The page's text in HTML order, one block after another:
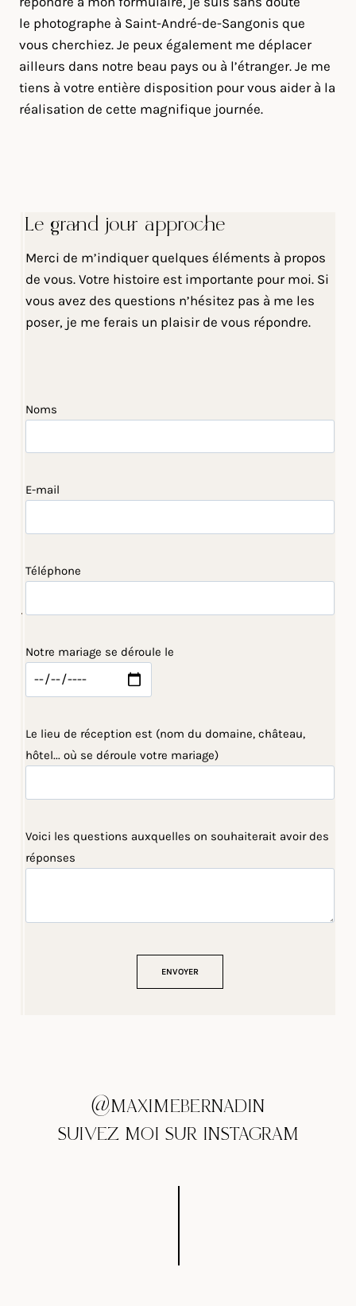
le photographe à Saint-André-de-Sangonis que
vous cherchiez. Je peux également me déplacer
ailleurs dans notre beau pays ou à l’étranger. Je me
tiens à votre entière disposition pour vous aider à la
réalisation de cette magnifique journée.
Le grand jour approche
Merci de m’indiquer quelques éléments à propos
de vous. Votre histoire est importante pour moi. Si
vous avez des questions n’hésitez pas à me les
poser, je me ferais un plaisir de vous répondre.
Noms
E-mail
Téléphone
Notre mariage se déroule le
Le lieu de réception est (nom du domaine, château,
hôtel... où se déroule votre mariage)
Voici les questions auxquelles on souhaiterait avoir des
réponses
@MAXIMEBERNADIN
SUIVEZ MOI SUR INSTAGRAM